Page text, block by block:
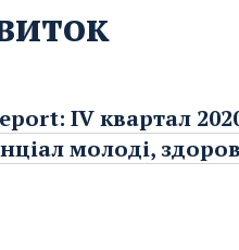
ІV квартал
молоді,